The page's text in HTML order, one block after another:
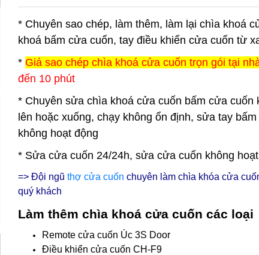
* Chuyên sao chép, làm thêm, làm lại chìa khoá
khoá bấm cửa cuốn, tay điều khiển cửa cuốn từ
* Giá sao chép chìa khoá cửa cuốn trọn gói tại
đến 10 phút
* Chuyên sửa chìa khoá cửa cuốn bấm cửa
lên hoặc xuống, chạy không ổn định, sửa tay
không hoạt động
* Sửa cửa cuốn 24/24h, sửa cửa cuốn không
=> Đội ngũ thợ cửa cuốn chuyên làm chìa khóa cửa
quý khách
Làm thêm chìa khoá cửa cuốn các loại
Remote cửa cuốn Úc 3S Door
Điều khiển cửa cuốn CH-F9